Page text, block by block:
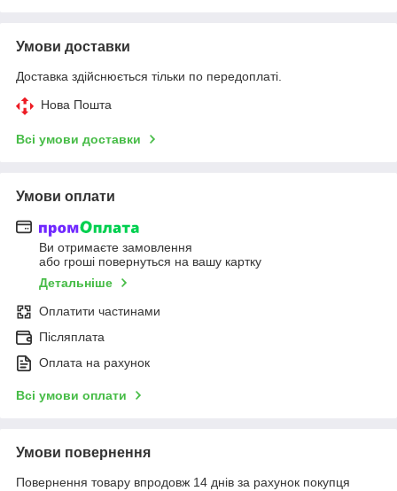
Умови доставки
Доставка здійснюється тільки по передоплаті.
Нова Пошта
Всі умови доставки
Умови оплати
Ви отримаєте замовлення
або гроші повернуться на вашу картку
Детальніше
Оплатити частинами
Післяплата
Оплата на рахунок
Всі умови оплати
Умови повернення
Повернення товару впродовж 14 днів за рахунок покупця